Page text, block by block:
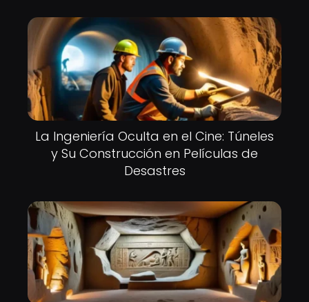
La Ingeniería Oculta en el Cine: Túneles
y Su Construcción en Películas de
Desastres